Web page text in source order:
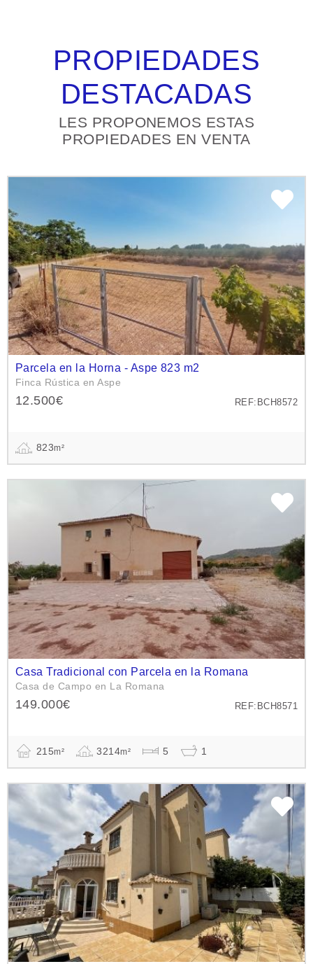
PROPIEDADES
DESTACADAS
LES PROPONEMOS ESTAS
PROPIEDADES EN VENTA
Parcela en la Horna - Aspe 823 m2
Finca Rústica en Aspe
REF:BCH8572
12.500€
823m²
Casa Tradicional con Parcela en la Romana
Casa de Campo en La Romana
REF:BCH8571
149.000€
215m² 3214m² 5 1